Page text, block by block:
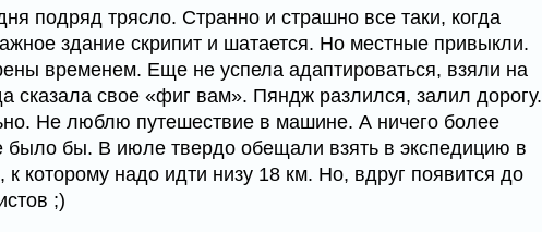
подряд трясло. Странно и страшно все таки, когда
здание скрипит и шатается. Но местные привыкли.
временем. Еще не успела адаптироваться, взяли на
сказала свое «фиг вам». Пяндж разлился, залил дорогу.
Не люблю путешествие в машине. А ничего более
было бы. В июле твердо обещали взять в экспедицию в
к которому надо идти низу 18 км. Но, вдруг появится до
;)